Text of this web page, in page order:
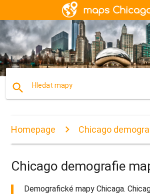
search Hledat mapy
Homepage Chicago
Chicago demografie
Demografické mapy Chicaga.